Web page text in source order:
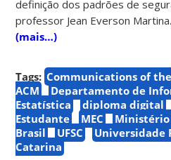
definição dos padrões de
professor Jean Everson Martina.
(mais…)
Tags: Communications of the
ACM
Departamento de
Estatística
diploma digital
Estudante
MEC
Ministério
Brasil
UFSC
Universidade
Catarina